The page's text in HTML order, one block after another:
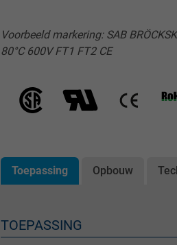
Voorbeeld markering: SAB
80°C 600V FT1 FT2 CE
Toepassing Opbouw
TOEPASSING